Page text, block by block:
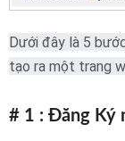
Dưới đây là 5
tạo ra một trang
# 1 : Đăng Ký